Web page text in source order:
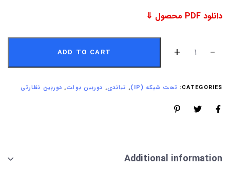
دانلود PDF محصول ⇓
ADD TO CART
CATEGORIES: تحت شبکه (IP) , تیاندی, دوربین بولت, دوربین نظارتی
Additional information